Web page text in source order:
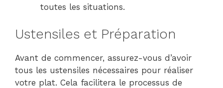
toutes les situations.
Ustensiles et Préparation
Avant de commencer, assurez-vous d’avoir
tous les ustensiles nécessaires pour réaliser
votre plat. Cela facilitera le processus de